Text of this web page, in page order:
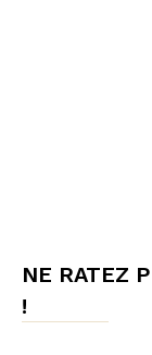
NE RATEZ
!